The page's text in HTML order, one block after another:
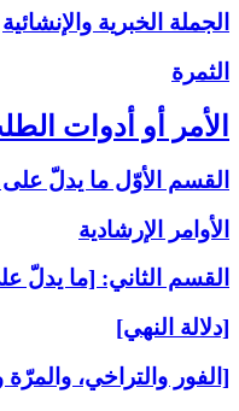
الجملة الخبرية والإنشائية
الثمرة
الأمر أو أدوات
القسم الأوّل ما يدلّ على
الأوامر الإرشادية
القسم الثاني: [ما يدلّ
[دلالة النهي]
[الفور والتراخي، والمرّة